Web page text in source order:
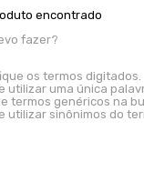
encontrado
fazer?
os termos digitados.
utilizar uma única
termos genéricos na
utilizar sinônimos do